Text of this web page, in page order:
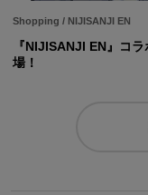
Shopping / NIJISANJI EN
『NIJISANJI EN』コ
場！